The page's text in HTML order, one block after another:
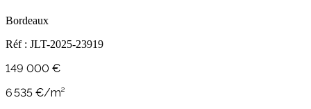
Bordeaux
Réf : JLT-2025-23919
149 000 €
6 535 €/m²